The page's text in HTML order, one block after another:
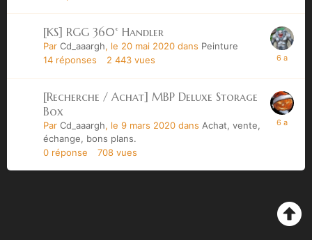
[KS] RGG 360° Handler
Par Cd_aaargh, le 20 mai 2020 dans Peinture
14 réponses 2 443 vues
[Recherche / Achat] MBP Deluxe Storage
Box
Par Cd_aaargh, le 9 mars 2020 dans Achat, vente,
échange, bons plans.
0 réponse 708 vues